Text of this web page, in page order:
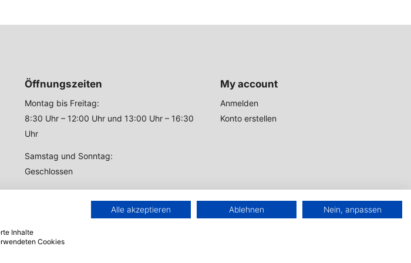
Öffnungszeiten
Montag bis Freitag:
8:30 Uhr – 12:00 Uhr und 13:00 Uhr – 16:30
Uhr
Samstag und Sonntag:
Geschlossen
My account
Anmelden
Konto erstellen
Inhalte
Cookies
Alle akzeptieren Ablehnen Nein, anpassen